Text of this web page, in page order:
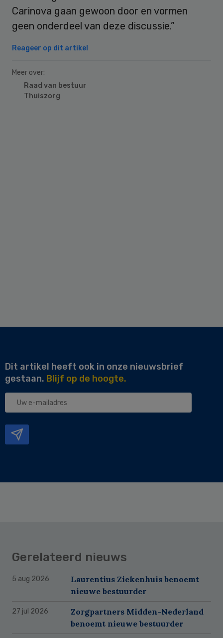
Carinova gaan gewoon door en vormen
geen onderdeel van deze discussie.”
Reageer op dit artikel
Meer over:
Raad van bestuur
Thuiszorg
Dit artikel heeft ook in onze nieuwsbrief
gestaan. Blijf op de hoogte.
Uw
Gerelateerd nieuws
5 aug 2026
Laurentius Ziekenhuis benoemt
nieuwe bestuurder
27 jul 2026
Zorgpartners Midden-Nederland
benoemt nieuwe bestuurder